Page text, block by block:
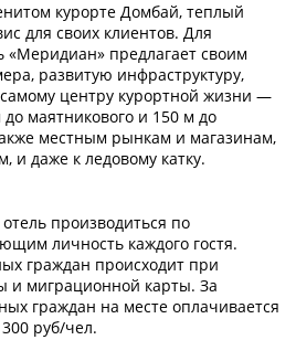
курорте Домбай, теплый
для своих клиентов. Для
«Меридиан» предлагает своим
развитую инфраструктуру,
центру курортной жизни —
маятникового и 150 м до
местным рынкам и магазинам,
и даже к ледовому катку.
производиться по
личность каждого гостя.
граждан происходит при
и миграционной карты. За
граждан на месте оплачивается
руб/чел.